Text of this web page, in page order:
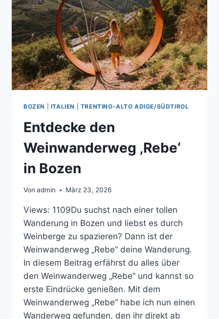
BOZEN ITALIEN TRENTINO-ALTO ADIGE/SÜDTIROL
Entdecke den
Weinwanderweg ‚Rebe‘
in Bozen
Von admin März 23, 2026
Views: 1109Du suchst nach einer tollen
Wanderung in Bozen und liebst es durch
Weinberge zu spazieren? Dann ist der
Weinwanderweg „Rebe“ deine Wanderung.
In diesem Beitrag erfährst du alles über
den Weinwanderweg „Rebe“ und kannst so
erste Eindrücke genießen. Mit dem
Weinwanderweg „Rebe“ habe ich nun einen
Wanderweg gefunden, den ihr direkt ab